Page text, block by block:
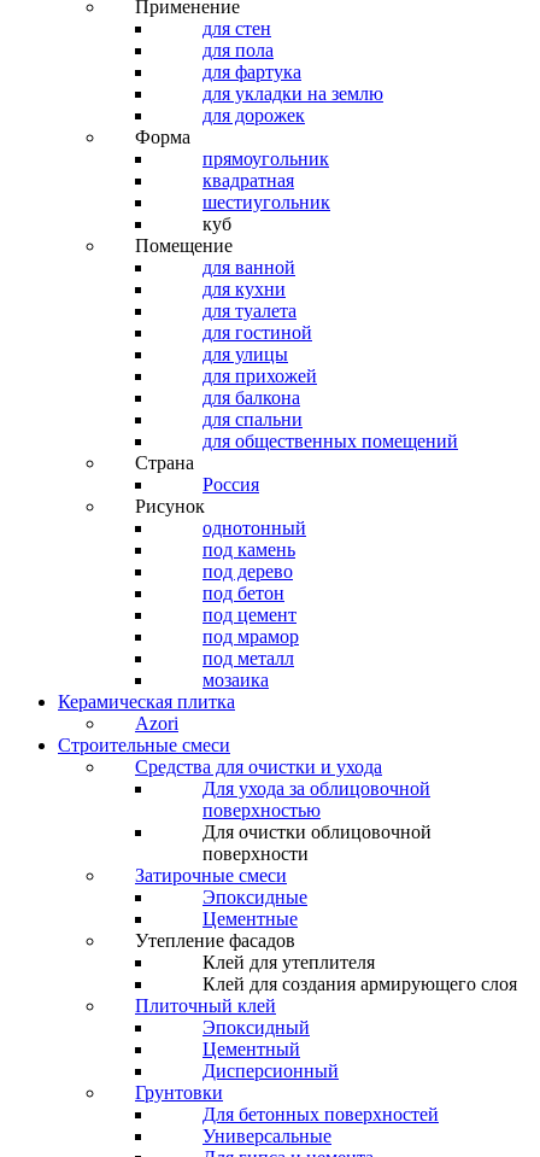
Применение
для стен
для пола
для фартука
для укладки на землю
для дорожек
Форма
прямоугольник
квадратная
шестиугольник
куб
Помещение
для ванной
для кухни
для туалета
для гостиной
для улицы
для прихожей
для балкона
для спальни
для общественных помещений
Страна
Россия
Рисунок
однотонный
под камень
под дерево
под бетон
под цемент
под мрамор
под металл
мозаика
Керамическая плитка
Azori
Строительные смеси
Средства для очистки и ухода
Для ухода за облицовочной
поверхностью
Для очистки облицовочной
поверхности
Затирочные смеси
Эпоксидные
Цементные
Утепление фасадов
Клей для утеплителя
Клей для создания армирующего слоя
Плиточный клей
Эпоксидный
Цементный
Дисперсионный
Грунтовки
Для бетонных поверхностей
Универсальные